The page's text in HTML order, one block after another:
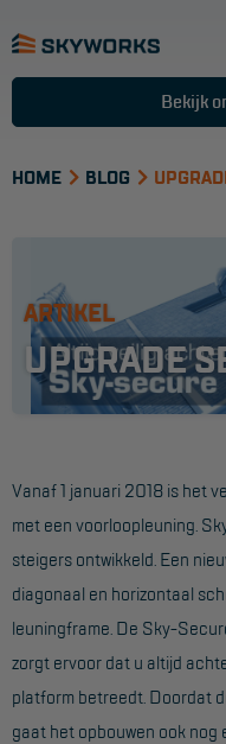
Opsteek ladder
Schuifladder
Telescopische ladder
Ladder onderdelen
TRAPPEN
Dubbele trap
Werktrappen
Werkbordes
Magazijntrap
Trailertrap
Trap accessoires
Bekijk
HOME BLOG
ARTIKEL
UPGRADE
Vanaf 1 januari 2018 is het
met een voorloopleuning.
steigers ontwikkeld. Een
diagonaal en horizontaal
leuningframe. De Sky-
zorgt ervoor dat u altijd
platform betreedt. Doordat
gaat het opbouwen ook nog